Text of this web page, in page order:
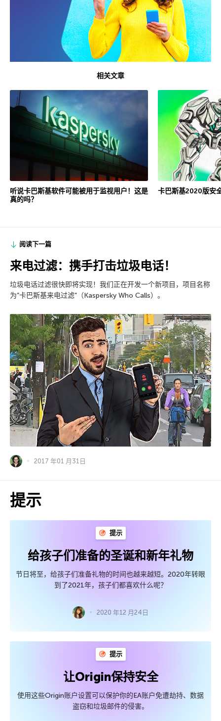
相关文章
听说卡巴斯基软件可能被用于监视用户！这是
真的吗？
卡巴斯基2020版安
阅读下一篇
来电过滤：携手打击垃圾电话！
垃圾电话过滤很快即将实现！我们正在开发一个新项目，项目名称
为”卡巴斯基来电过滤”（Kaspersky Who Calls）。
2017 年01 月31日
提示
提示
给孩子们准备的圣诞和新年礼物
节日将至，给孩子们准备礼物的时间也越来越短。2020年转眼
到了2021年，孩子们都喜欢什么呢？
2020 年12 月24日
提示
让Origin保持安全
使用这些Origin账户设置可以保护你的EA账户免遭劫持、数据
盗窃和垃圾邮件的侵害。